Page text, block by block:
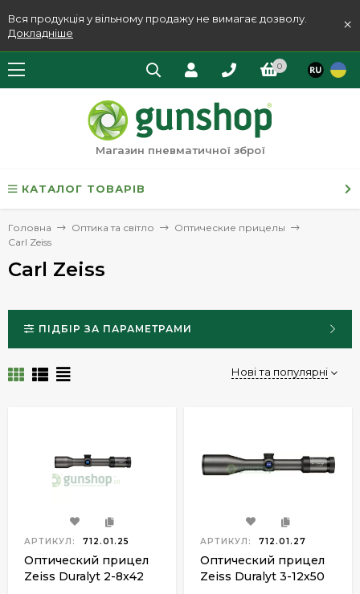
Вся продукція у вільному продажу не вимагає дозволу.
Докладніше
×
0
Магазин пневматичної зброї
КАТАЛОГ ТОВАРІВ
Головна Оптика та світло
Оптические прицелы
Carl Zeiss
Carl Zeiss
ПІДБІР ЗА ПАРАМЕТРАМИ
Нові та популярні
АРТИКУЛ: 712.01.25
Оптический прицел
Zeiss Duralyt 2-8x42
АРТИКУЛ: 712.01.27
Оптический прицел
Zeiss Duralyt 3-12х50